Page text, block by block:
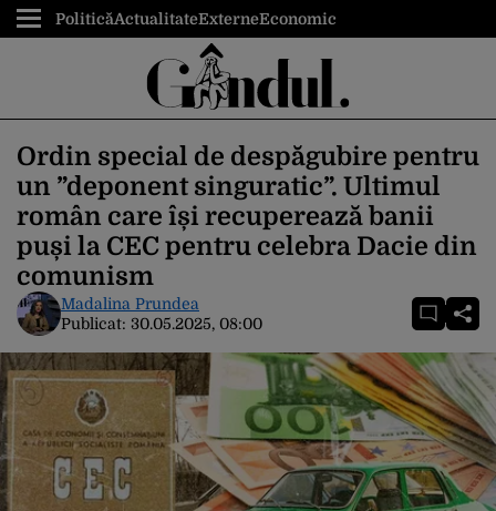
PoliticăActualitateExterneEconomic
Ordin special de despăgubire pentru
un ”deponent singuratic”. Ultimul
român care își recuperează banii
puși la CEC pentru celebra Dacie din
comunism
Madalina Prundea
Publicat: 30.05.2025, 08:00